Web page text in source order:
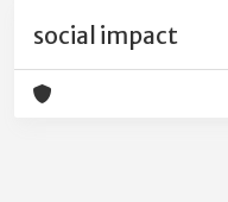
social impact